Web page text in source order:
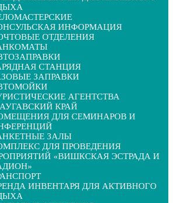
ИНФОРМАЦИЯ
ОТДЕЛЕНИЯ
СТАНЦИЯ
ЗАПРАВКИ
АГЕНТСТВА
КРАЙ
ДЛЯ СЕМИНАРОВ И
ЗАЛЫ
ДЛЯ ПРОВЕДЕНИЯ
«ВИШКСКАЯ ЭСТРАДА И
ИНВЕНТАРЯ ДЛЯ АКТИВНОГО